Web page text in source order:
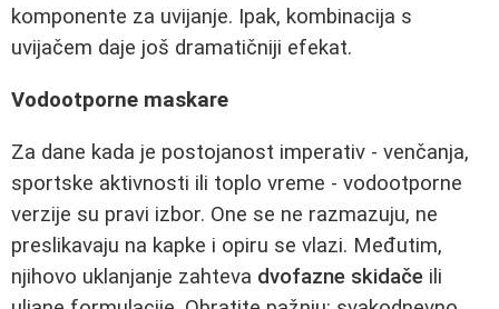
komponente za uvijanje. Ipak, kombinacija s
uvijačem daje još dramatičniji efekat.
Vodootporne maskare
Za dane kada je postojanost imperativ - venčanja,
sportske aktivnosti ili toplo vreme - vodootporne
verzije su pravi izbor. One se ne razmazuju, ne
preslikavaju na kapke i opiru se vlazi. Međutim,
njihovo uklanjanje zahteva dvofazne skidače ili